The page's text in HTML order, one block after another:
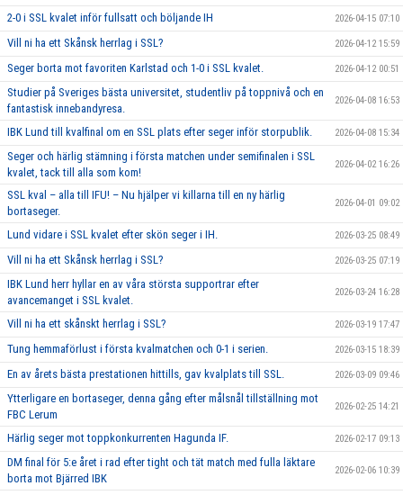
2-0 i SSL kvalet inför fullsatt och böljande IH 2026-04-15 07:10
Vill ni ha ett Skånsk herrlag i SSL? 2026-04-12 15:59
Seger borta mot favoriten Karlstad och 1-0 i SSL kvalet. 2026-04-12 00:51
Studier på Sveriges bästa universitet, studentliv på toppnivå och en
fantastisk innebandyresa.
2026-04-08 16:53
IBK Lund till kvalfinal om en SSL plats efter seger inför storpublik. 2026-04-08 15:34
Seger och härlig stämning i första matchen under semifinalen i SSL
kvalet, tack till alla som kom!
2026-04-02 16:26
SSL kval – alla till IFU! – Nu hjälper vi killarna till en ny härlig
bortaseger.
2026-04-01 09:02
Lund vidare i SSL kvalet efter skön seger i IH. 2026-03-25 08:49
Vill ni ha ett Skånsk herrlag i SSL? 2026-03-25 07:19
IBK Lund herr hyllar en av våra största supportrar efter
avancemanget i SSL kvalet.
2026-03-24 16:28
Vill ni ha ett skånskt herrlag i SSL? 2026-03-19 17:47
Tung hemmaförlust i första kvalmatchen och 0-1 i serien. 2026-03-15 18:39
En av årets bästa prestationen hittills, gav kvalplats till SSL. 2026-03-09 09:46
Ytterligare en bortaseger, denna gång efter målsnål tillställning mot
FBC Lerum
2026-02-25 14:21
Härlig seger mot toppkonkurrenten Hagunda IF. 2026-02-17 09:13
DM final för 5:e året i rad efter tight och tät match med fulla läktare
borta mot Bjärred IBK
2026-02-06 10:39